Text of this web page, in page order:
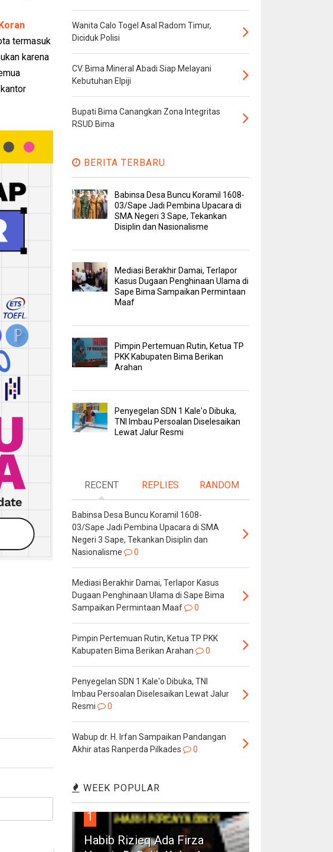
termasuk
karena
Wanita Calo Togel Asal Radom Timur,
Diciduk Polisi
CV. Bima Mineral Abadi Siap Melayani
Kebutuhan Elpiji
Bupati Bima Canangkan Zona Integritas
RSUD Bima
BERITA TERBARU
Babinsa Desa Buncu Koramil 1608-
03/Sape Jadi Pembina Upacara di
SMA Negeri 3 Sape, Tekankan
Disiplin dan Nasionalisme
Mediasi Berakhir Damai, Terlapor
Kasus Dugaan Penghinaan Ulama di
Sape Bima Sampaikan Permintaan
Maaf
Pimpin Pertemuan Rutin, Ketua TP
PKK Kabupaten Bima Berikan
Arahan
Penyegelan SDN 1 Kale'o Dibuka,
TNI Imbau Persoalan Diselesaikan
Lewat Jalur Resmi
RECENT REPLIES RANDOM
Babinsa Desa Buncu Koramil 1608-
03/Sape Jadi Pembina Upacara di SMA
Negeri 3 Sape, Tekankan Disiplin dan
Nasionalisme
0
Mediasi Berakhir Damai, Terlapor Kasus
Dugaan Penghinaan Ulama di Sape Bima
Sampaikan Permintaan Maaf
0
Pimpin Pertemuan Rutin, Ketua TP PKK
Kabupaten Bima Berikan Arahan
0
Penyegelan SDN 1 Kale'o Dibuka, TNI
Imbau Persoalan Diselesaikan Lewat Jalur
Resmi
0
Wabup dr. H. Irfan Sampaikan Pandangan
Akhir atas Ranperda Pilkades
0
WEEK POPULAR
1
Habib Rizieq Ada Firza